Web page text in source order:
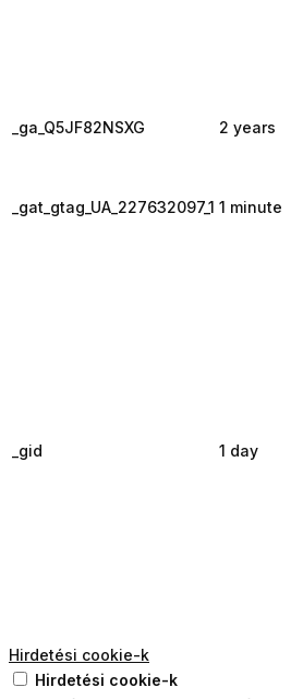
_ga_Q5JF82NSXG 2 years
_gat_gtag_UA_227632097_1 1 minute
_gid 1 day
Hirdetési cookie-k
Hirdetési cookie-k